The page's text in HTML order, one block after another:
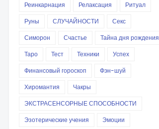
Реинкарнация
Релаксация
Ритуал
Руны
СЛУЧАЙНОСТИ
Секс
Симорон
Счастье
Тайна дня рождения
Таро
Тест Техники
Успех
Финансовый гороскоп
Фэн-шуй
Хиромантия
Чакры
ЭКСТРАСЕНСОРНЫЕ СПОСОБНОСТИ
Эзотерические учения
Эмоции